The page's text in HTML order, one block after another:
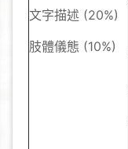
文字描述 (20%)
肢體儀態 (10%)